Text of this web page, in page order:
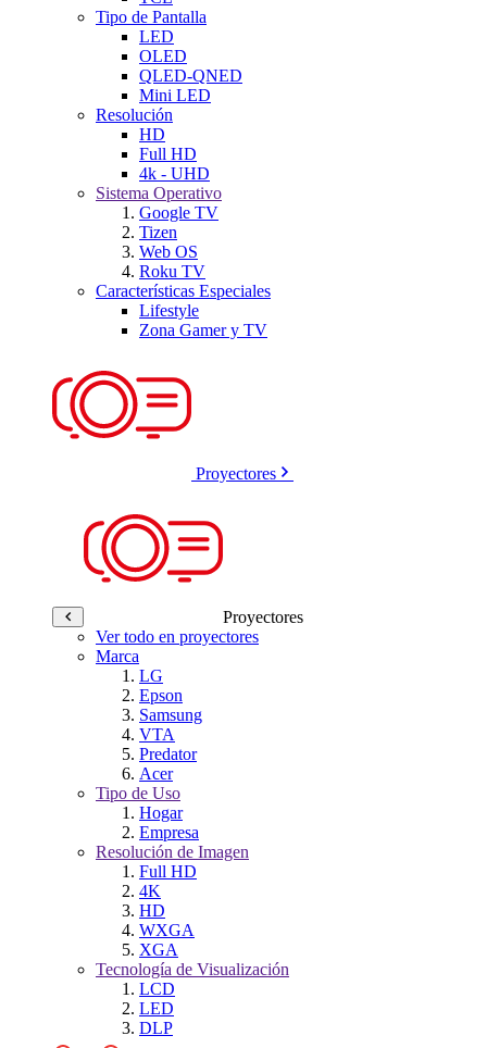
Tipo de Pantalla
LED
OLED
QLED-QNED
Mini LED
Resolución
HD
Full HD
4k - UHD
Sistema Operativo
Google TV
Tizen
Web OS
Roku TV
Características Especiales
Lifestyle
Zona Gamer y TV
Proyectores
Proyectores
Ver todo en proyectores
Marca
LG
Epson
Samsung
VTA
Predator
Acer
Tipo de Uso
Hogar
Empresa
Resolución de Imagen
Full HD
4K
HD
WXGA
XGA
Tecnología de Visualización
LCD
LED
DLP